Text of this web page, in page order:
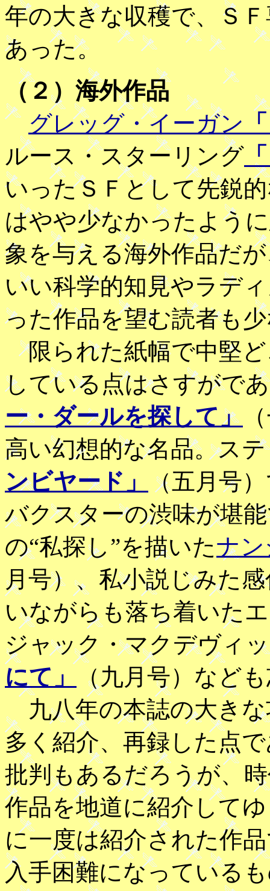
年の大きな収穫で、Ｓ
あった。
（２）海外作品
グレッグ・イーガン
ルース・スターリング
いったＳＦとして先鋭
はやや少なかったよう
象を与える海外作品だ
いい科学的知見やラデ
った作品を望む読者も
限られた紙幅で中堅
している点はさすがで
ー・ダールを探して」
高い幻想的な名品。ス
ンビヤード」
（五月号
バクスターの渋味が堪
の“私探し”を描いたナ
月号）、私小説じみた
いながらも落ち着いた
ジャック・マクデヴィ
にて」
（九月号）など
九八年の本誌の大きな
多く紹介、再録した点
批判もあるだろうが、
作品を地道に紹介して
に一度は紹介された作
入手困難になっている